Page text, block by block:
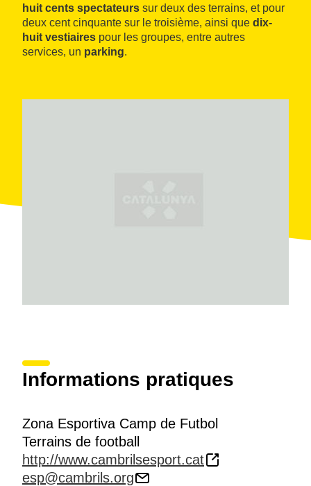
huit cents spectateurs sur deux des terrains, et pour
deux cent cinquante sur le troisième, ainsi que dix-
huit vestiaires pour les groupes, entre autres
services, un parking.
Informations pratiques
Zona Esportiva Camp de Futbol
Terrains de football
http://www.cambrilsesport.cat
esp@cambrils.org